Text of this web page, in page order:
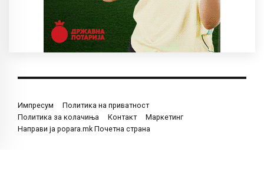
Импресум
Политика на приватност
Политика за колачиња
Контакт
Маркетинг
Направи ја popara.mk Почетна страна